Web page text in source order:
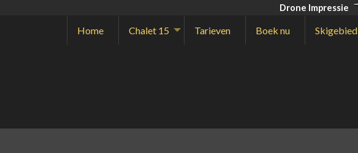
Drone Impressie
Home Chalet 15 Tarieven Boek nu Skigebied